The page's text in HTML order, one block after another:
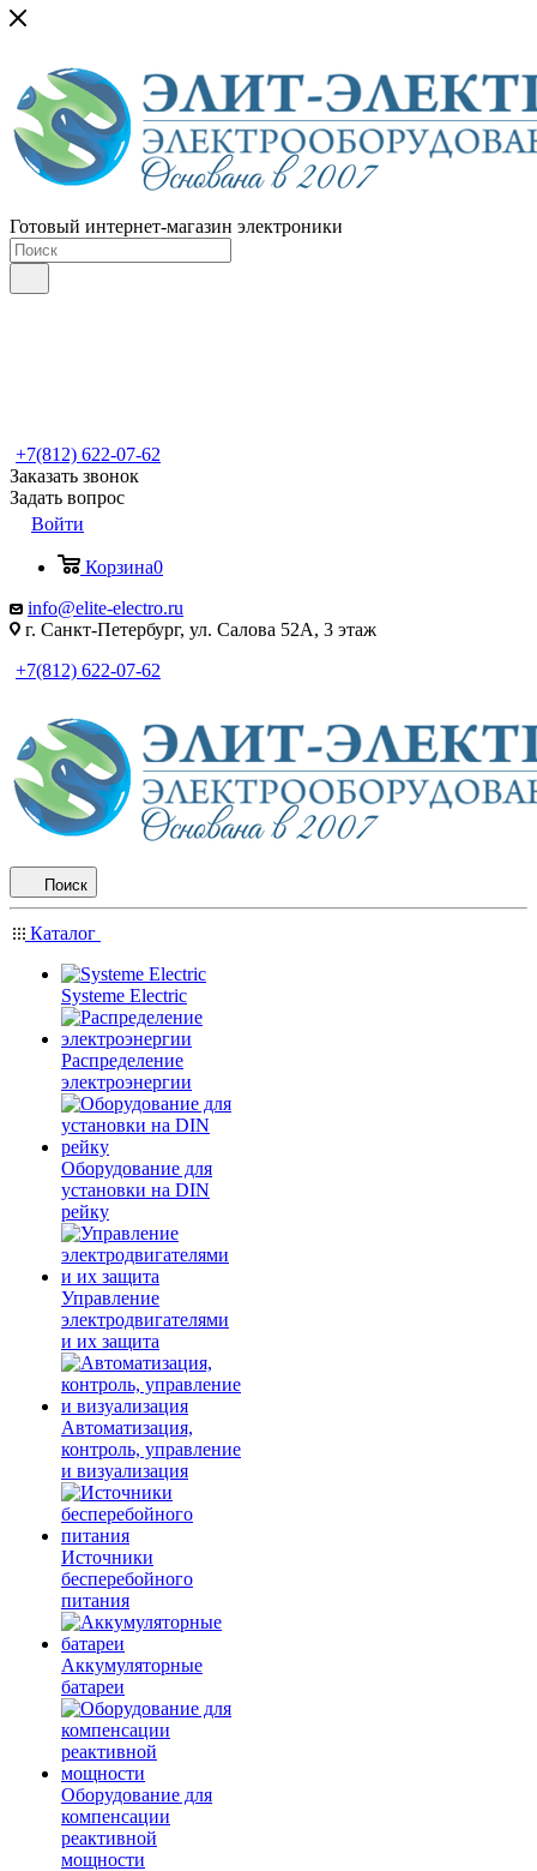
Готовый интернет-магазин электроники
+7(812) 622-07-62
Заказать звонок
Задать вопрос
Войти
Корзина0
info@elite-electro.ru
г. Санкт-Петербург, ул. Салова 52А, 3 этаж
+7(812) 622-07-62
Поиск
Каталог
Systeme Electric
Распределение
электроэнергии
Оборудование для
установки на DIN
рейку
Управление
электродвигателями
и их защита
Автоматизация,
контроль, управление
и визуализация
Источники
бесперебойного
питания
Аккумуляторные
батареи
Оборудование для
компенсации
реактивной
мощности